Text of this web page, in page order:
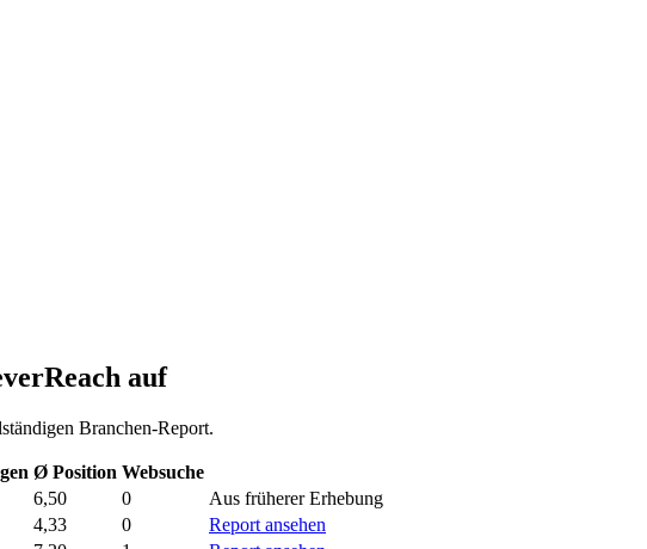
auf
Branchen-Report.
Ø Position Websuche
6,50 0
Aus früherer Erhebung
4,33 0
Report ansehen